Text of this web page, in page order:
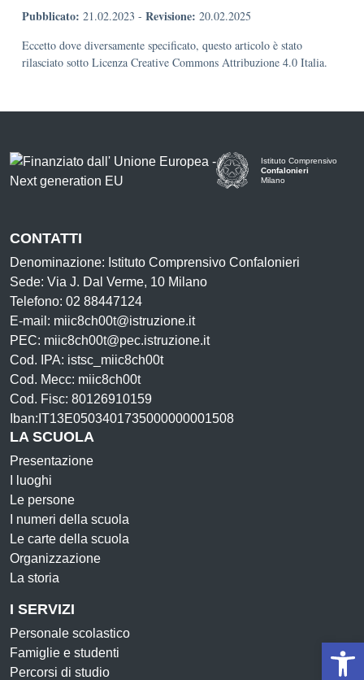
Pubblicato: 21.02.2023 - Revisione: 20.02.2025
Eccetto dove diversamente specificato, questo articolo è stato
rilasciato sotto Licenza Creative Commons Attribuzione 4.0 Italia.
Istituto Comprensivo
Confalonieri
Milano
CONTATTI
Denominazione: Istituto Comprensivo Confalonieri
Sede: Via J. Dal Verme, 10 Milano
Telefono: 02 88447124
E-mail: miic8ch00t@istruzione.it
PEC: miic8ch00t@pec.istruzione.it
Cod. IPA: istsc_miic8ch00t
Cod. Mecc: miic8ch00t
Cod. Fisc: 80126910159
Iban:IT13E0503401735000000001508
LA SCUOLA
Presentazione
I luoghi
Le persone
I numeri della scuola
Le carte della scuola
Organizzazione
La storia
I SERVIZI
Personale scolastico
Famiglie e studenti
Percorsi di studio